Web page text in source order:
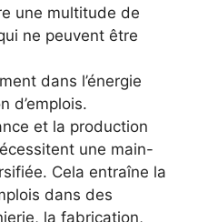
une multitude de
ne peuvent être
dans l’énergie
d’emplois.
et la production
une main-
Cela entraîne la
dans des
la fabrication,